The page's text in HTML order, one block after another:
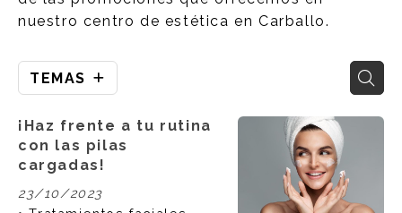
nuestro centro de estética en Carballo.
TEMAS
¡Haz frente a tu rutina
con las pilas
cargadas!
23/10/2023